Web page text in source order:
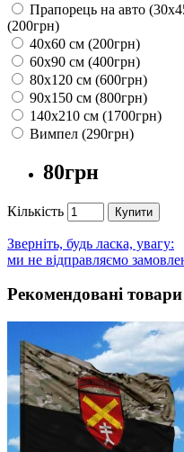
Прапорець на авто
(200грн)
40х60 см (200грн)
60х90 см (400грн)
80х120 см (600грн)
90х150 см (800грн)
140х210 см (1700грн)
Вимпел (290грн)
80грн
Кількість Купити
Зверніть, будь ласка, увагу:
ми не відправляємо
Рекомендовані товари